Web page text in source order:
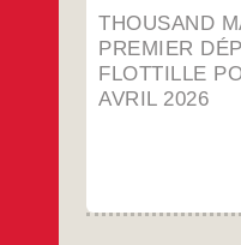
THOUSAND
PREMIER
FLOTTILLE
AVRIL 2026